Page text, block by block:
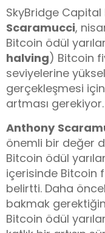
SkyBridge
Scaramucci,
Bitcoin ödül
halving) Bitcoin
seviyelerine
gerçekleşmesi
artması gerekiyor.
Anthony
önemli bir değer
Bitcoin ödül
içerisinde Bitcoin
belirtti. Daha
bakmak
Bitcoin ödül